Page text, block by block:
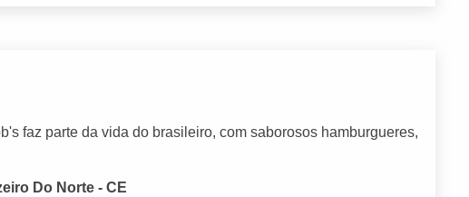
faz parte da vida do brasileiro, com saborosos hamburgueres,
Do Norte - CE